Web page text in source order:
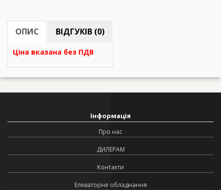
ОПИС ВІДГУКІВ (0)
Ціна вказана без ПДВ
Інформація
Про нас
ДИЛЕРАМ
Контакти
Елеваторне обладнання